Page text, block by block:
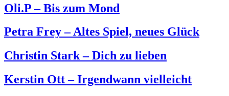
Oli.P – Bis zum Mond
Petra Frey – Altes Spiel, neues Glück
Christin Stark – Dich zu lieben
Kerstin Ott – Irgendwann vielleicht